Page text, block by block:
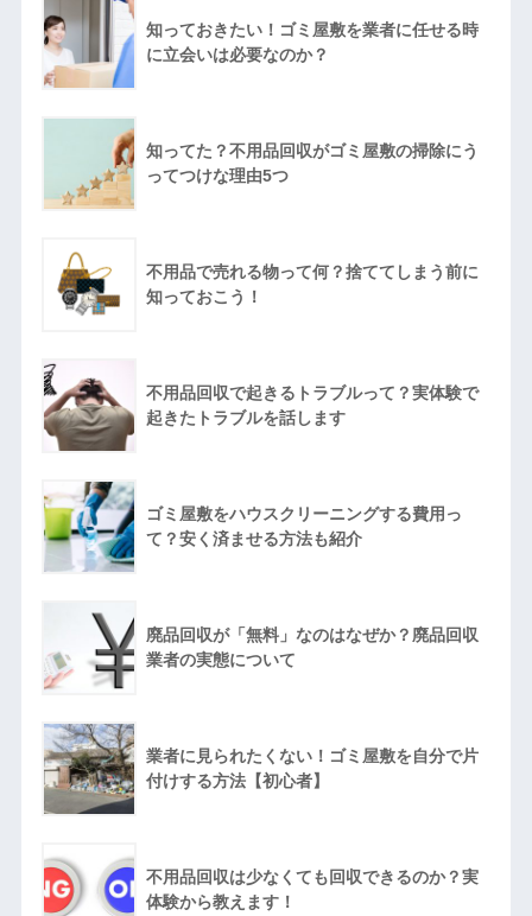
知っておきたい！ゴミ屋敷を業者に任せる時
に立会いは必要なのか？
知ってた？不用品回収がゴミ屋敷の掃除にう
ってつけな理由5つ
不用品で売れる物って何？捨ててしまう前に
知っておこう！
不用品回収で起きるトラブルって？実体験で
起きたトラブルを話します
ゴミ屋敷をハウスクリーニングする費用っ
て？安く済ませる方法も紹介
廃品回収が「無料」なのはなぜか？廃品回収
業者の実態について
業者に見られたくない！ゴミ屋敷を自分で片
付けする方法【初心者】
不用品回収は少なくても回収できるのか？実
体験から教えます！